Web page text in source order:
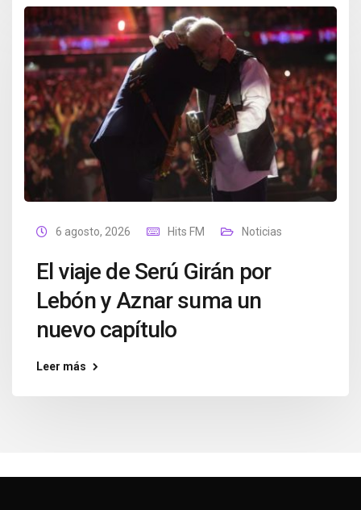
6 agosto, 2026 Hits FM Noticias
El viaje de Serú Girán por
Lebón y Aznar suma un
nuevo capítulo
Leer más